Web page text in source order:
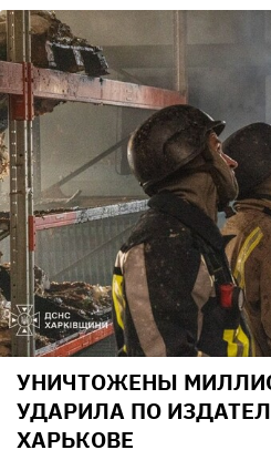
УНИЧТОЖЕНЫ
УДАРИЛА ПО
ХАРЬКОВЕ